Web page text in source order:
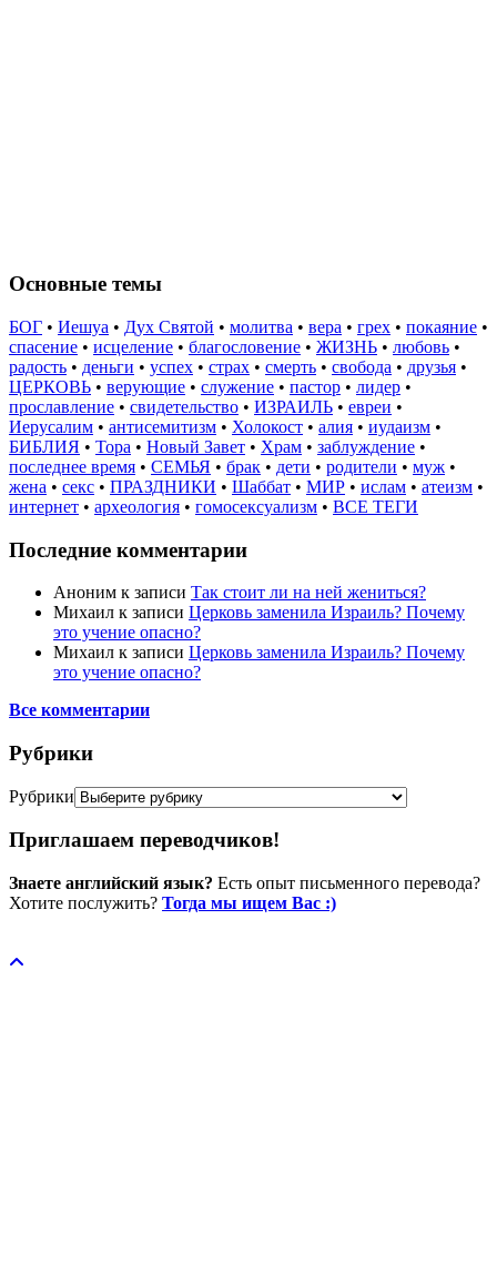
Основные темы
БОГ • Иешуа • Дух Святой • молитва • вера • грех • покаяние •
спасение • исцеление • благословение • ЖИЗНЬ • любовь •
радость • деньги • успех • страх • смерть • свобода • друзья •
ЦЕРКОВЬ • верующие • служение • пастор • лидер •
прославление • свидетельство • ИЗРАИЛЬ • евреи •
Иерусалим • антисемитизм • Холокост • алия • иудаизм •
БИБЛИЯ • Тора • Новый Завет • Храм • заблуждение •
последнее время • СЕМЬЯ • брак • дети • родители • муж •
жена • секс • ПРАЗДНИКИ • Шаббат • МИР • ислам • атеизм •
интернет • археология • гомосексуализм • ВСЕ ТЕГИ
Последние комментарии
Аноним к записи Так стоит ли на ней жениться?
Михаил к записи Церковь заменила Израиль? Почему
это учение опасно?
Михаил к записи Церковь заменила Израиль? Почему
это учение опасно?
Все комментарии
Рубрики
Рубрики
Приглашаем переводчиков!
Знаете английский язык? Есть опыт письменного перевода?
Хотите послужить? Тогда мы ищем Вас :)